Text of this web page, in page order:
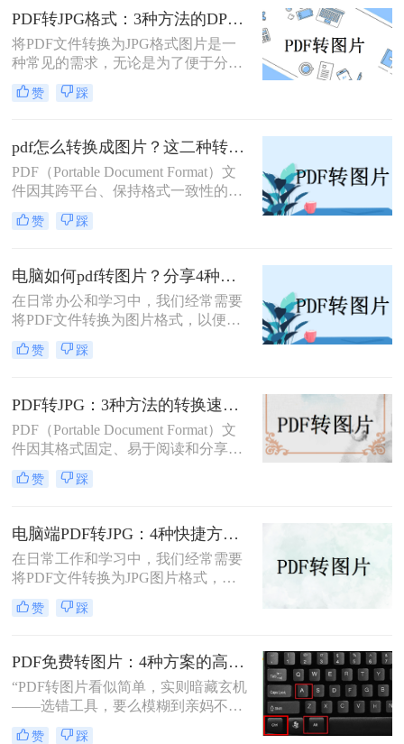
实用的技能。本文将详细介绍5种经
过验证的有效方法，帮助您根据不同
场景选择最适合的解决方案。
PDF转JPG格式：3种方法的DPI设置和清晰度调节技巧！
将PDF文件转换为JPG格式图片是一
种常见的需求，无论是为了便于分
享、编辑还是其他用途。那么PDF转
jpg格式图片怎么弄呢？本文将介绍一
赞 踩
pdf怎么转换成图片？这二种转换方法较为实用！
PDF（Portable Document Format）文
件因其跨平台、保持格式一致性的特
性而被广泛使用。然而，在某些情况
下，我们可能希望将PDF内容转换为
印。那么pdf怎么转换成图片呢？本文
将介绍两种将PDF转换成图片的方
法。
赞 踩
电脑如何pdf转图片？分享4种常见方法~！
在日常办公和学习中，我们经常需要
将PDF文件转换为图片格式，以便更
好地进行分享、编辑或保存。那么电
脑如何pdf转图片呢？本文介绍四种常
赞 踩
PDF转JPG：3种方法的转换速度、清晰度和文件体积对比！
PDF（Portable Document Format）文
件因其格式固定、易于阅读和分享而
广受欢迎。然而，在某些情况下，我
们可能需要将PDF文件转换为JPG图
享或嵌入到其他文档中。那么pdf怎么
转换成jpg呢？本文将介绍三种将PDF
转换成JPG的实用方法。
赞 踩
电脑端PDF转JPG：4种快捷方法的操作步骤和常见格式问题！
在日常工作和学习中，我们经常需要
将PDF文件转换为JPG图片格式，以
便于在网页上分享、在演示中插入或
简单地打印出来。那么电脑怎么把pdf
同的方法，帮助你在电脑上轻松完成
PDF到JPG的转换。
赞 踩
PDF免费转图片：4种方案的高清输出设置和无损转换要点！
“PDF转图片看似简单，实则暗藏玄机
——选错工具，要么模糊到亲妈不
认，要么操作复杂到怀疑人生。那么
赞 踩